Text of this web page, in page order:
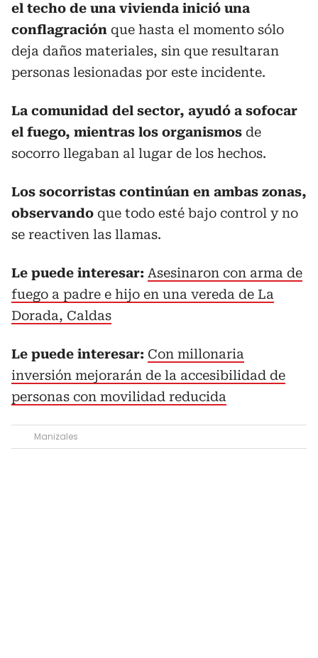
el techo de una vivienda inició una
conflagración que hasta el momento sólo
deja daños materiales, sin que resultaran
personas lesionadas por este incidente.
La comunidad del sector, ayudó a sofocar
el fuego, mientras los organismos de
socorro llegaban al lugar de los hechos.
Los socorristas continúan en ambas zonas,
observando que todo esté bajo control y no
se reactiven las llamas.
Le puede interesar: Asesinaron con arma de
fuego a padre e hijo en una vereda de La
Dorada, Caldas
Le puede interesar: Con millonaria
inversión mejorarán de la accesibilidad de
personas con movilidad reducida
Manizales